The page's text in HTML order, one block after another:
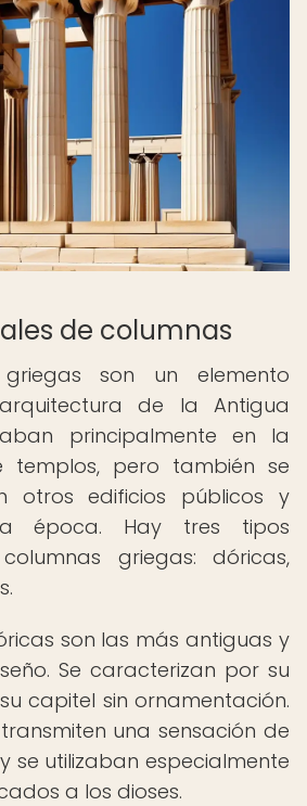
de columnas
son un elemento
de la Antigua
principalmente en la
templos, pero también se
otros edificios públicos y
época. Hay tres tipos
griegas: dóricas,
son las más antiguas y
Se caracterizan por su
capitel sin ornamentación.
una sensación de
se utilizaban especialmente
a los dioses.